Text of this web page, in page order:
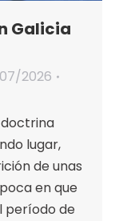
Galicia
2026
doctrina
lugar,
de unas
en que
período de